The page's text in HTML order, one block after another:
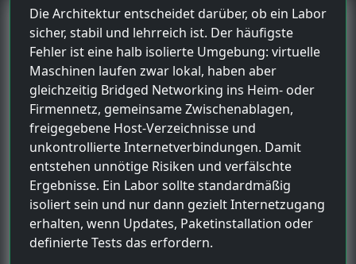
Die Architektur entscheidet darüber, ob ein Labor
sicher, stabil und lehrreich ist. Der häufigste
Fehler ist eine halb isolierte Umgebung: virtuelle
Maschinen laufen zwar lokal, haben aber
gleichzeitig Bridged Networking ins Heim- oder
Firmennetz, gemeinsame Zwischenablagen,
freigegebene Host-Verzeichnisse und
unkontrollierte Internetverbindungen. Damit
entstehen unnötige Risiken und verfälschte
Ergebnisse. Ein Labor sollte standardmäßig
isoliert sein und nur dann gezielt Internetzugang
erhalten, wenn Updates, Paketinstallation oder
definierte Tests das erfordern.